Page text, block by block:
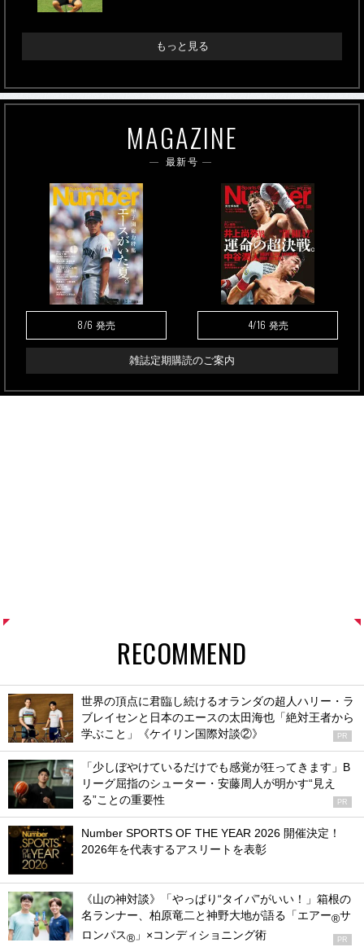
もっと見る
MAGAZINE
最新号
8/6 発売 4/16 発売
雑誌定期購読のご案内
RECOMMEND
世界の頂点に君臨し続けるオランダの超人ハリー・ラ
ブレイセンと日本のエースの太田海也「絶対王者から
学ぶこと」《ケイリン国際対談②》
PR
「少しぼやけているだけでも感覚が狂ってきます」B
リーグ屈指のシューター・安藤周人が明かす“見え
る”ことの重要性
PR
Number SPORTS OF THE YEAR 2026 開催決定！
2026年を代表するアスリートを表彰
《山の神対談》「やっぱり“タイパ”がいい！」箱根の
名ランナー、柏原竜二と神野大地が語る「エアー®サ
ロンパス® 」×コンディショニング術 PR